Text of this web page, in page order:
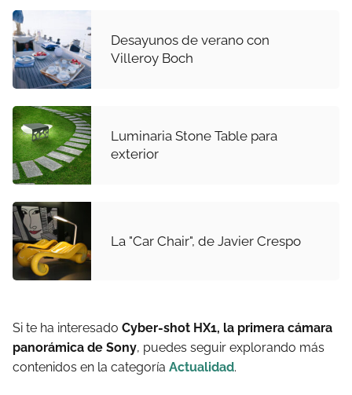
Desayunos de verano con
Villeroy Boch
Luminaria Stone Table para
exterior
La "Car Chair", de Javier Crespo
Si te ha interesado Cyber-shot HX1, la primera cámara
panorámica de Sony, puedes seguir explorando más
contenidos en la categoría Actualidad.